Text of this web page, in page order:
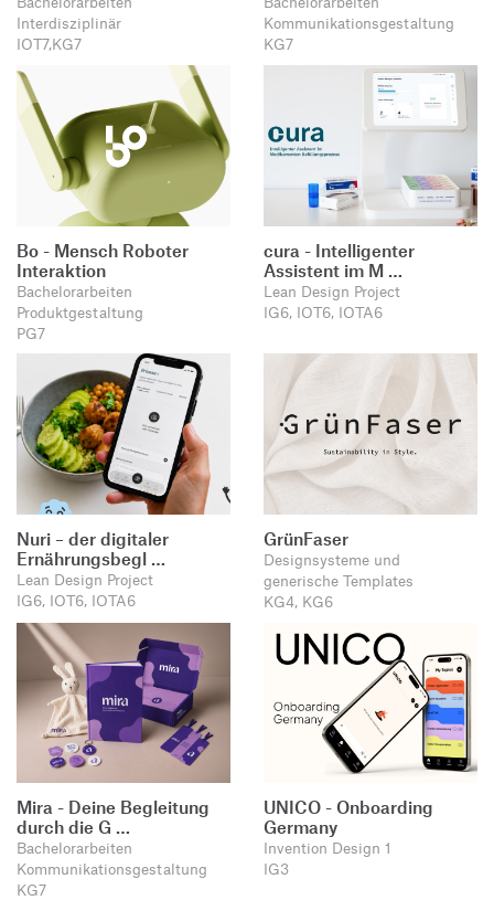
Transfer und Kooperation
Produktgestaltung B.A.
Strategische Gestaltung M.A.
Interdisziplinär
IOT7,KG7
Kommunikationsgestaltung
KG7
Bo - Mensch Roboter
Interaktion
Bachelorarbeiten
Produktgestaltung
PG7
cura - Intelligenter
Assistent im M …
Lean Design Project
IG6, IOT6, IOTA6
Nuri – der digitaler
Ernährungsbegl …
Lean Design Project
IG6, IOT6, IOTA6
GrünFaser
Designsysteme und
generische Templates
KG4, KG6
Mira - Deine Begleitung
durch die G …
Bachelorarbeiten
Kommunikationsgestaltung
KG7
UNICO - Onboarding
Germany
Invention Design 1
IG3